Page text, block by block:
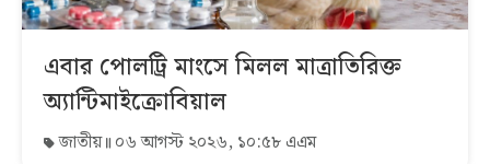
এবার পোলট্রি মাংসে মিলল মাত্রাতিরিক্ত
অ্যান্টিমাইক্রোবিয়াল
জাতীয় ০৬ আগস্ট ২০২৬, ১০:৫৮ এএম